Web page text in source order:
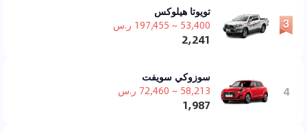
تويوتا هيلوكس
53,400 ~ 197,455 ر.س
2,241
4
سوزوكي سويفت
58,213 ~ 72,460 ر.س
1,987